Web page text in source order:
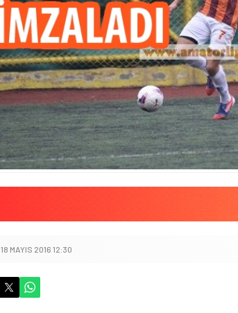
18 MAYIS 2016 12:30